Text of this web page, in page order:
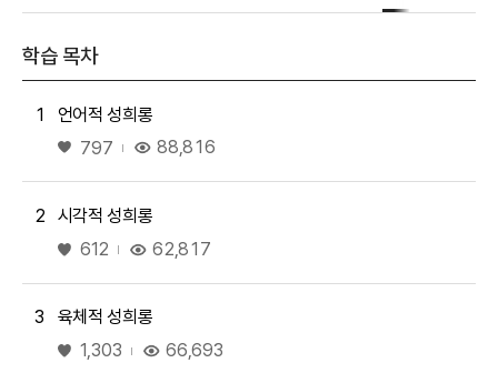
학습 목차
1
언어적 성희롱
좋아요
797 88,816
2
시각적 성희롱
좋아요
612 62,817
3
육체적 성희롱
좋아요
1,303 66,693